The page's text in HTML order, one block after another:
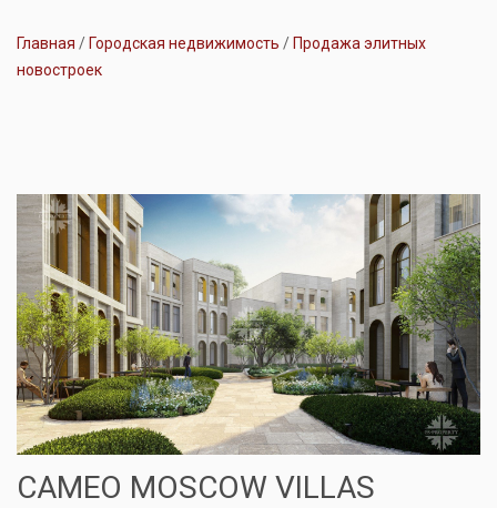
Главная Городская недвижимость
Продажа элитных
новостроек
CAMEO MOSCOW VILLAS